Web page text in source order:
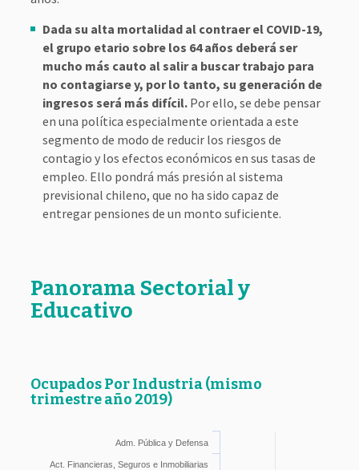
Dada su alta mortalidad al contraer el COVID-19,
el grupo etario sobre los 64 años deberá ser
mucho más cauto al salir a buscar trabajo para
no contagiarse y, por lo tanto, su generación de
ingresos será más difícil.Por ello, se debe pensar
en una política especialmente orientada a este
segmento de modo de reducir los riesgos de
contagio y los efectos económicos en sus tasas de
empleo. Ello pondrá más presión al sistema
previsional chileno, que no ha sido capaz de
entregar pensiones de un monto suficiente.
Panorama Sectorial y
Educativo
Ocupados Por Industria(mismo
trimestre año 2019)
Adm. Pública y Defensa
Act. Financieras, Seguros e Inmobiliarias